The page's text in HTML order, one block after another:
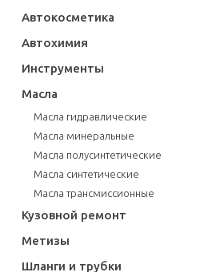
Автокосметика
Автохимия
Инструменты
Масла
Масла гидравлические
Масла минеральные
Масла полусинтетические
Масла синтетические
Масла трансмиссионные
Кузовной ремонт
Метизы
Шланги и трубки